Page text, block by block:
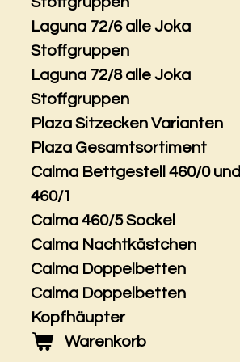
Laguna 72/6 alle Joka
Stoffgruppen
Laguna 72/8 alle Joka
Stoffgruppen
Plaza Sitzecken Varianten
Plaza Gesamtsortiment
Calma Bettgestell 460/0 und
460/1
Calma 460/5 Sockel
Calma Nachtkästchen
Calma Doppelbetten
Calma Doppelbetten
Kopfhäupter
Warenkorb